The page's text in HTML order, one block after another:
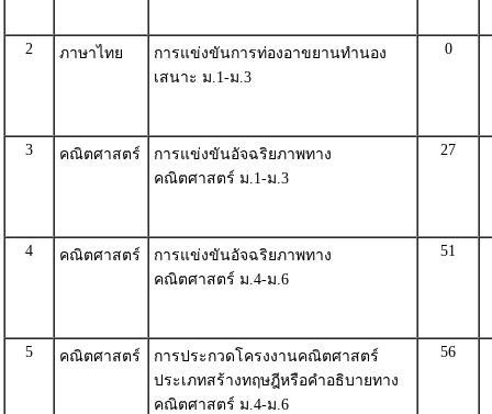
2 ภาษาไทย
การแข่งขันการท่องอาขยานทำนอง
เสนาะ ม.1-ม.3
0
3 คณิตศาสตร์
การแข่งขันอัจฉริยภาพทาง
คณิตศาสตร์ ม.1-ม.3
27
4 คณิตศาสตร์
การแข่งขันอัจฉริยภาพทาง
คณิตศาสตร์ ม.4-ม.6
51
5 คณิตศาสตร์
การประกวดโครงงานคณิตศาสตร์
ประเภทสร้างทฤษฎีหรือคำอธิบายทาง
คณิตศาสตร์ ม.4-ม.6
56